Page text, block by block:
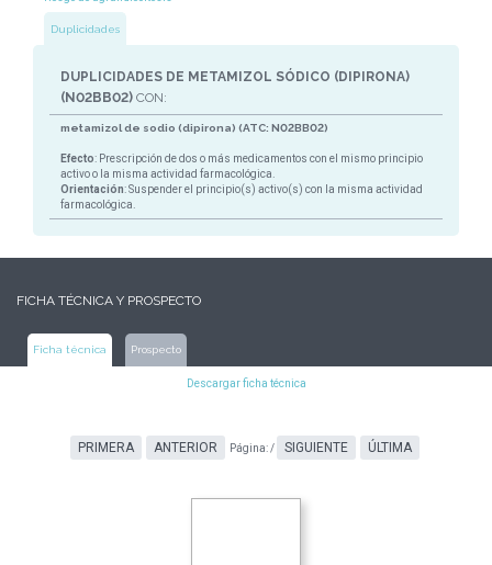
Duplicidades
DUPLICIDADES DE METAMIZOL SÓDICO (DIPIRONA)
(N02BB02) CON:
metamizol de sodio (dipirona) (ATC: N02BB02)
Efecto: Prescripción de dos o más medicamentos con el mismo principio
activo o la misma actividad farmacológica.
Orientación: Suspender el principio(s) activo(s) con la misma actividad
farmacológica.
FICHA TÉCNICA Y PROSPECTO
Ficha técnica Prospecto
Descargar ficha técnica
PRIMERA ANTERIOR Página:/ SIGUIENTE ÚLTIMA